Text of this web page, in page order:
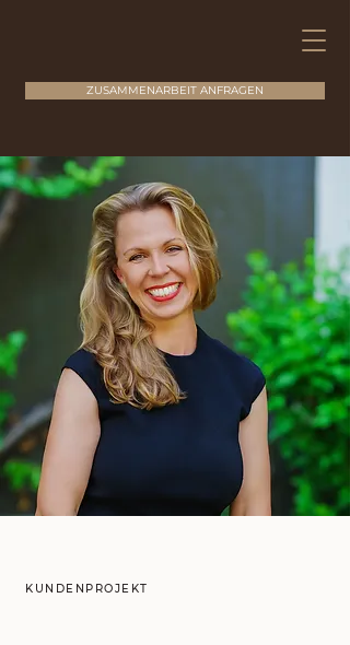
ZUSAMMENARBEIT ANFRAGEN
KUNDENPROJEKT